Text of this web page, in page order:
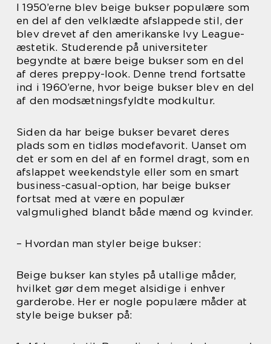
I 1950’erne blev beige bukser populære som
en del af den velklædte afslappede stil, der
blev drevet af den amerikanske Ivy League-
æstetik. Studerende på universiteter
begyndte at bære beige bukser som en del
af deres preppy-look. Denne trend fortsatte
ind i 1960’erne, hvor beige bukser blev en del
af den modsætningsfyldte modkultur.
Siden da har beige bukser bevaret deres
plads som en tidløs modefavorit. Uanset om
det er som en del af en formel dragt, som en
afslappet weekendstyle eller som en smart
business-casual-option, har beige bukser
fortsat med at være en populær
valgmulighed blandt både mænd og kvinder.
– Hvordan man styler beige bukser:
Beige bukser kan styles på utallige måder,
hvilket gør dem meget alsidige i enhver
garderobe. Her er nogle populære måder at
style beige bukser på: